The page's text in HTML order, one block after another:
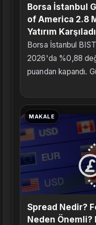
Borsa İstanbul
of America 2.8
Yatırım
Borsa İstanbul
2026'da %0,88
puandan kapandı.
MAKALE
Spread Nedir?
Neden Önemli?